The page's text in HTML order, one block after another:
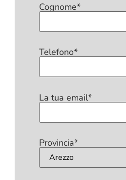
Cognome*
Telefono*
La tua email*
Provincia*